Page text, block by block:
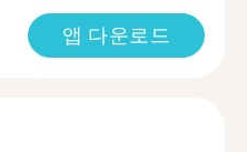
앱 다운로드